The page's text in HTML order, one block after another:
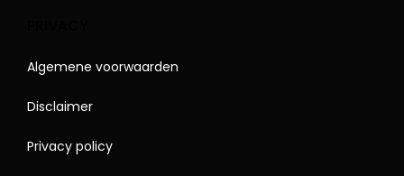
Algemene voorwaarden
Disclaimer
Privacy policy